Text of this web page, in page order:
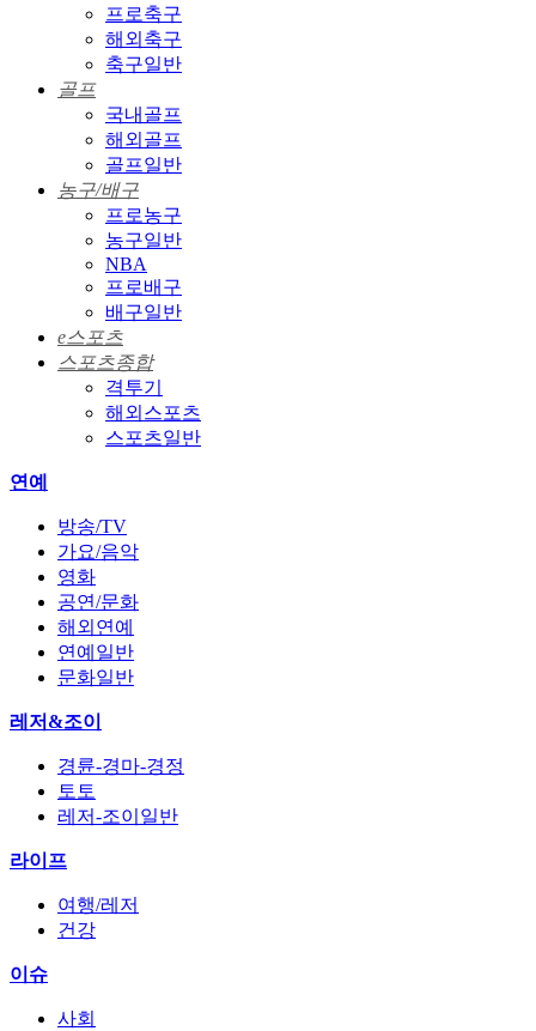
프로축구
해외축구
축구일반
골프
국내골프
해외골프
골프일반
농구/배구
프로농구
농구일반
NBA
프로배구
배구일반
e스포츠
스포츠종합
격투기
해외스포츠
스포츠일반
연예
방송/TV
가요/음악
영화
공연/문화
해외연예
연예일반
문화일반
레저&조이
경륜-경마-경정
토토
레저-조이일반
라이프
여행/레저
건강
이슈
사회